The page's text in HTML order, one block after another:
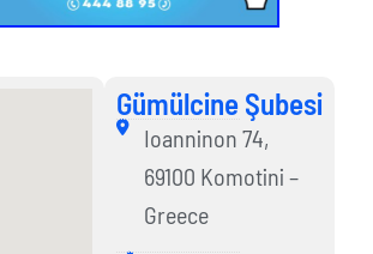
Gümülcine Şubesi
Gümülcine Şubesi
Ioanninon 74,
69100 Komotini –
Greece